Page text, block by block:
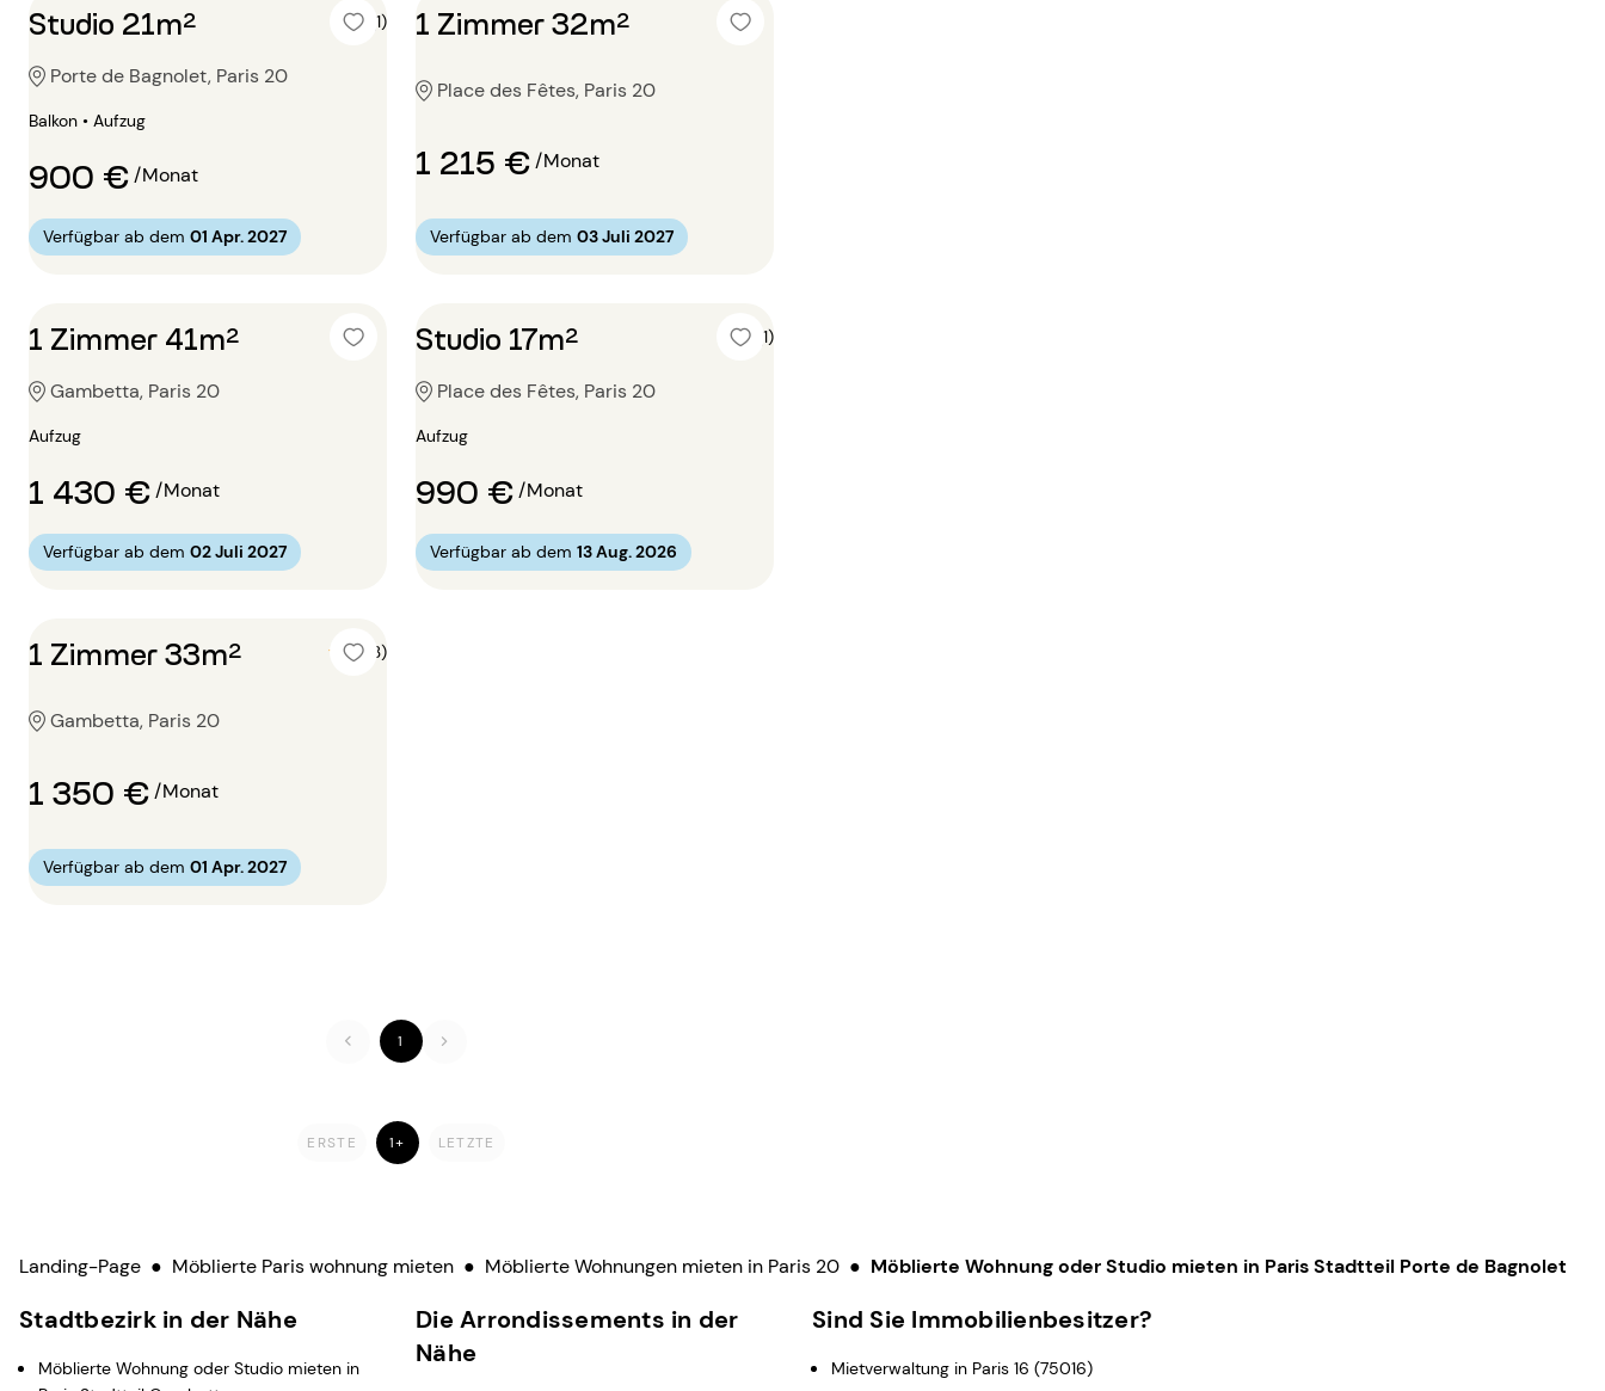
Studio 21m² 5 (1)
Porte de Bagnolet, Paris 20
Balkon • Aufzug
900 €/Monat
Verfügbar ab dem 01 Apr. 2027
1 Zimmer 32m²
Place des Fêtes, Paris 20
1 215 €/Monat
Verfügbar ab dem 03 Juli 2027
1 Zimmer 41m²
Gambetta, Paris 20
Aufzug
1 430 €/Monat
Verfügbar ab dem 02 Juli 2027
Studio 17m² 4 (1)
Place des Fêtes, Paris 20
Aufzug
990 €/Monat
Verfügbar ab dem 13 Aug. 2026
1 Zimmer 33m² 5 (3)
Gambetta, Paris 20
1 350 €/Monat
Verfügbar ab dem 01 Apr. 2027
1
ERSTE 1+ LETZTE
Landing-Page ● Möblierte Paris wohnung mieten ● Möblierte Wohnungen mieten in Paris 20 ● Möblierte Wohnung oder Studio mieten in Paris Stadtteil Porte de Bagnolet
Stadtbezirk in der Nähe
Möblierte Wohnung oder Studio mieten in
Die Arrondissements in der
Nähe
Sind Sie Immobilienbesitzer?
Mietverwaltung in Paris 16 (75016)